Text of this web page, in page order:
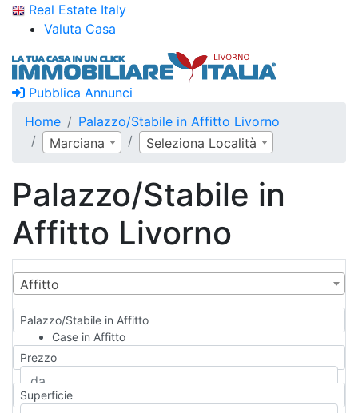
Real Estate Italy
Valuta Casa
Pubblica Annunci
Home
Palazzo/Stabile in Affitto Livorno
Marciana
Seleziona Località
Palazzo/Stabile in
Affitto Livorno
Affitto
Palazzo/Stabile in Affitto
Case in Affitto
Qualsiasi
Appartamento
Casa indipendente
Casa Semi-indipendente
Prezzo
Superficie